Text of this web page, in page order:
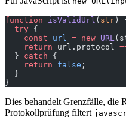
function isValidUrl ( str )
  try
{
    const
url = new URL
    return
url.protocol
  }
catch {
    return
false ;
  }
}
Dies behandelt Grenzfälle, die
Protokollprüfung filtert